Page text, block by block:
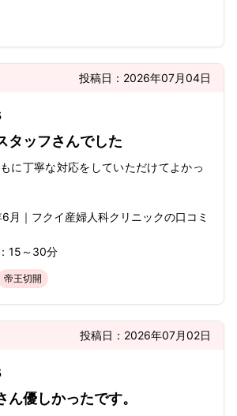
投稿日： 2026年07月04日
タッフさんでした
に丁寧な対応をしていただけてよかっ
6月 ｜ フクイ産婦人科クリニックの口コミ
15～30分
帝王切開
投稿日： 2026年07月02日
ん優しかったです。